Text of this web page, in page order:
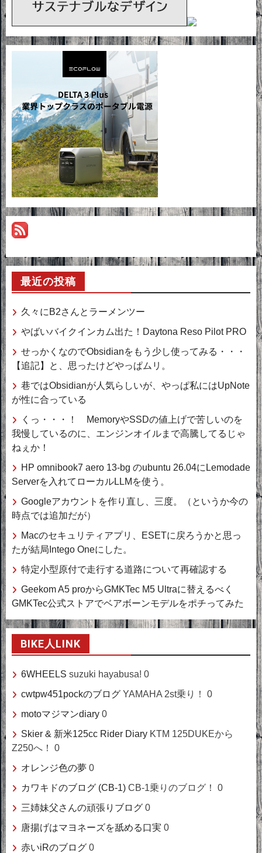
最近の投稿
久々にB2さんとラーメンツー
やばいバイクインカム出た！Daytona Reso Pilot PRO
せっかくなのでObsidianをもう少し使ってみる・・・
【追記】と、思ったけどやっぱムリ。
巷ではObsidianが人気らしいが、やっぱ私にはUpNote
が性に合っている
くっ・・・！ MemoryやSSDの値上げで苦しいのを
我慢しているのに、エンジンオイルまで高騰してるじゃ
ねぇか！
HP omnibook7 aero 13-bg のubuntu 26.04にLemodade
Serverを入れてローカルLLMを使う。
Googleアカウントを作り直し、三度。（というか今の
時点では追加だが）
Macのセキュリティアプリ、ESETに戻ろうかと思っ
たが結局Intego Oneにした。
特定小型原付で走行する道路について再確認する
Geekom A5 proからGMKTec M5 Ultraに替えるべく
GMKTec公式ストアでベアボーンモデルをポチってみた
BIKE人LINK
6WHEELS suzuki hayabusa! 0
cwtpw451pockのブログ YAMAHA 2st乗り！ 0
motoマジマンdiary 0
Skier & 新米125cc Rider Diary KTM 125DUKEから
Z250へ！ 0
オレンジ色の夢 0
カワキドのブログ (CB-1) CB-1乗りのブログ！ 0
三姉妹父さんの頑張りブログ 0
唐揚げはマヨネーズを舐める口実 0
赤いiRのブログ 0